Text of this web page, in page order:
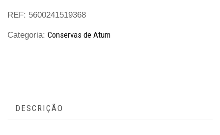
Azeite
REF: 5600241519368
Categoria: Conservas de Atum
DESCRIÇÃO